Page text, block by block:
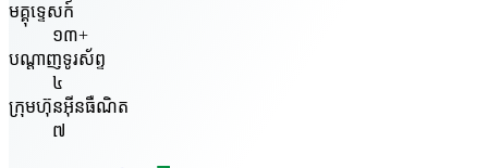
មគ្គុទ្ទេសក៍
១៣+
បណ្តាញទូរស័ព្ទ
៤
ក្រុមហ៊ុនអ៊ីនធឺណិត
៧